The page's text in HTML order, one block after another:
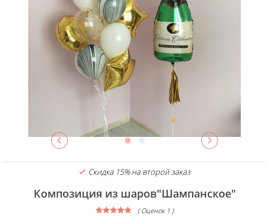
Скидка 15% на второй заказ
Композиция из шаров"Шампанское"
( Оценок 1 )